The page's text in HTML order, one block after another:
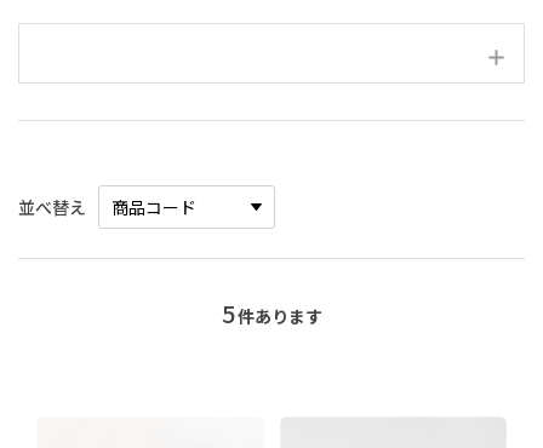
並べ替え
5件あります